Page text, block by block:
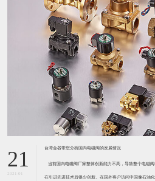
21
2021-01
台湾金器带您分析国内电磁阀的发展情况
当前国内电磁阀厂家整体创新能力不高，导致整个电磁
在引进先进技术后很少创新。在国外客户访问中国像石油